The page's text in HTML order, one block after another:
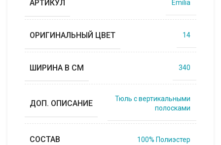
АРТИКУЛ Emilia
ОРИГИНАЛЬНЫЙ ЦВЕТ 14
ШИРИНА В СМ 340
ДОП. ОПИСАНИЕ
Тюль с вертикальными
полосками
СОСТАВ 100% Полиэстер